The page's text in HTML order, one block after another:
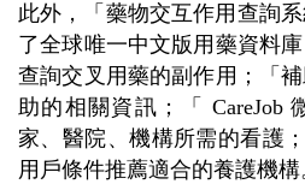
此外，「藥物交互作用查詢
了全球唯一中文版用藥資料
查詢交叉用藥的副作用；「
助的相關資訊；「 CareJob
家、醫院、機構所需的看護
用戶條件推薦適合的養護機構